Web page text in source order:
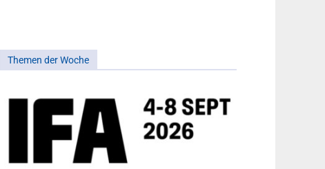
Themen der Woche